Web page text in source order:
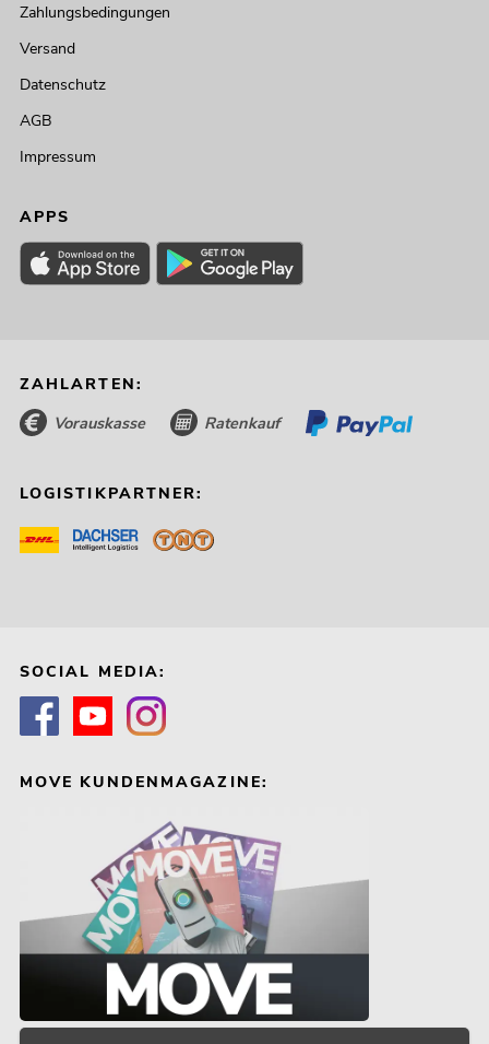
Zahlungsbedingungen
Versand
Datenschutz
AGB
Impressum
APPS
ZAHLARTEN:
Vorauskasse Ratenkauf
LOGISTIKPARTNER:
SOCIAL MEDIA:
MOVE KUNDENMAGAZINE: